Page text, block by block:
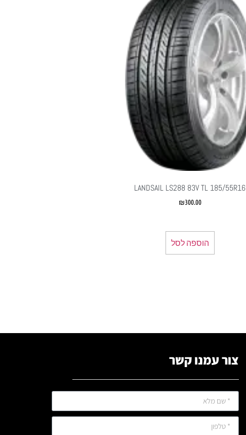
LANDSAIL LS288 83V TL 185/55R16
₪300.00
הוספה לסל
צור עמנו קשר